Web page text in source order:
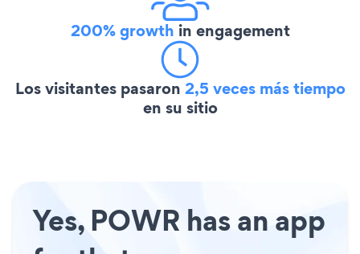
200% growth in engagement
Los visitantes pasaron 2,5 veces más tiempo
en su sitio
Yes, POWR has an app